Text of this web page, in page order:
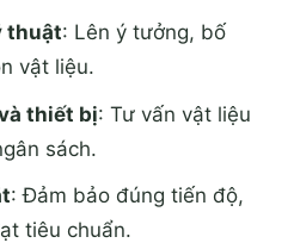
thuật: Lên ý tưởng, bố
vật liệu.
thiết bị: Tư vấn vật liệu
sách.
: Đảm bảo đúng tiến độ,
tiêu chuẩn.